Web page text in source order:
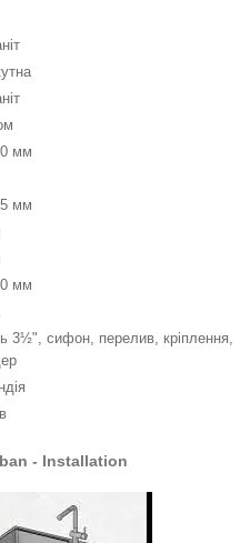
мм
мм
мм
3½", сифон, перелив, кріплення,
- Installation